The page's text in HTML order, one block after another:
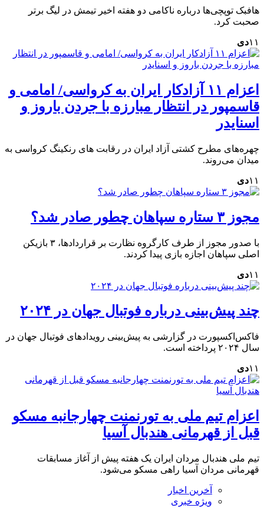
هافبک توپچی‌ها درباره ناکامی دو هفته اخیر تیمش در لیگ برتر
صحبت کرد.
۱۱دی
اعزام ۱۱ آزادکار ایران به کرواسی/ امامی و
قاسمپور در انتظار مبارزه با جردن باروز و
اسنایدر
چهره‌های مطرح کشتی آزاد ایران در رقابت های رنکینگ کرواسی به
میدان می‌روند.
۱۱دی
مجوز ۳ ستاره سپاهان چطور صادر شد؟
با صدور مجوز از طرف کارگروه نظارت بر قراردادها، ۳ بازیکن
اصلی سپاهان اجازه بازی پیدا کردند.
۱۱دی
چند پیش‌بینی‌ درباره فوتبال جهان در ۲۰۲۴
فاکس‌اکسپورت در گزارشی به پیش‌بینی رویدادهای فوتبال جهان در
سال ۲۰۲۴ پرداخته است.
۱۱دی
اعزام تیم ملی به تورنمنت چهارجانبه مسکو
قبل از قهرمانی هندبال آسیا
تیم ملی هندبال مردان ایران یک هفته پیش از آغاز مسابقات
قهرمانی مردان آسیا راهی مسکو می‌شود.
آخرین اخبار
ویژه خبری